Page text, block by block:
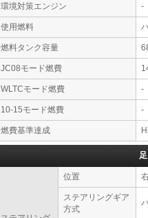
環境対策エンジン -
使用燃料
燃料タンク容量
JC08モード燃費
WLTCモード燃費 -
10-15モード燃費 -
燃費基準達成
位置
ステアリングギア
方式